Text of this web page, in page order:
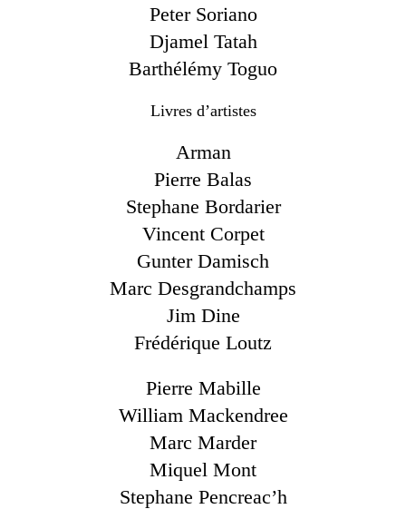
Peter Soriano
Djamel Tatah
Barthélémy Toguo
Livres d’artistes
Arman
Pierre Balas
Stephane Bordarier
Vincent Corpet
Gunter Damisch
Marc Desgrandchamps
Jim Dine
Frédérique Loutz
Pierre Mabille
William Mackendree
Marc Marder
Miquel Mont
Stephane Pencreac’h